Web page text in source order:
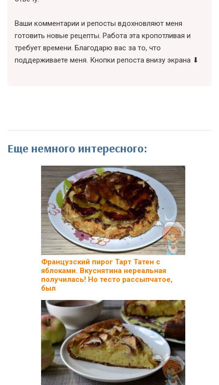
Ваши комментарии и репосты вдохновляют меня
готовить новые рецепты. Работа эта кропотливая и
требует времени. Благодарю вас за то, что
поддерживаете меня. Кнопки репоста внизу экрана ⬇
Еще немного интересного:
Французский пирог Тарт Татен с
яблоками. Вкуснятина нереальная
получилась! Но тесто рассыпчатое,
был